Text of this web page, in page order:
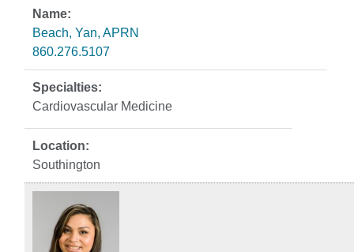
Beach, Yan, APRN
860.276.5107
Cardiovascular Medicine
Southington